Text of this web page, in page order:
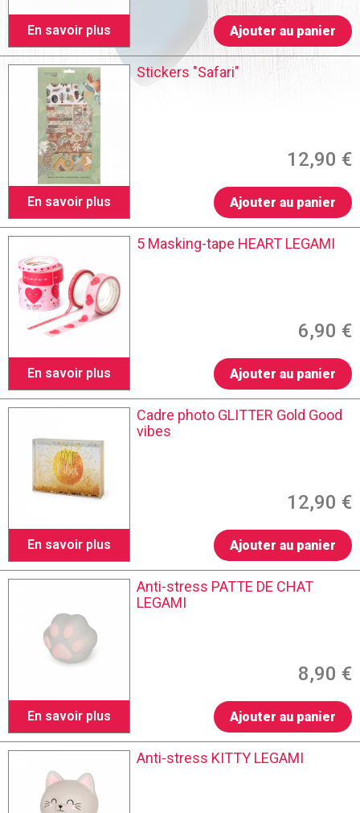
En savoir plus Ajouter au panier
En savoir plus
Stickers "Safari"
12,90 €
Ajouter au panier
En savoir plus
5 Masking-tape HEART LEGAMI
6,90 €
Ajouter au panier
En savoir plus
Cadre photo GLITTER Gold Good
vibes
12,90 €
Ajouter au panier
En savoir plus
Anti-stress PATTE DE CHAT
LEGAMI
8,90 €
Ajouter au panier
Anti-stress KITTY LEGAMI